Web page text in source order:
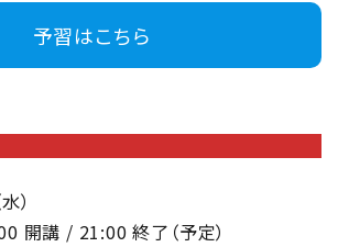
予習はこちら
）
開講 / 21:00 終了（予定）